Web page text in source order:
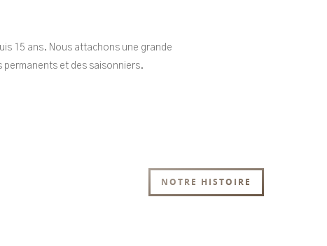
15 ans. Nous attachons une grande
permanents et des saisonniers.
NOTRE HISTOIRE